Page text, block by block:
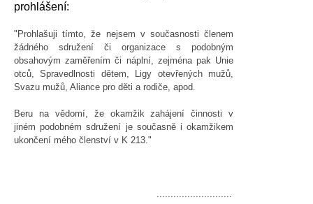
prohlášení:
"Prohlašuji tímto, že nejsem v současnosti členem
žádného sdružení či organizace s podobným
obsahovým zaměřením či náplní, zejména pak Unie
otců, Spravedlnosti dětem, Ligy otevřených mužů,
Svazu mužů, Aliance pro děti a rodiče, apod.
Beru na vědomí, že okamžik zahájení činnosti v
jiném podobném sdružení je současně i okamžikem
ukončení mého členství v K 213."